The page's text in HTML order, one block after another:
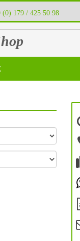
(0) 179 / 425 50 98